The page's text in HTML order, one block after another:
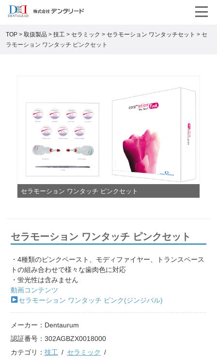
TOP> 取扱製品> 技工 > セラミック > セラモーション ワンタッチセット > セ
ラモーション ワンタッチ ピンクセット
セラモーション ワンタッチ ピンクセット
・4種類のピンクペースト、モディファイヤー、トランスペース
トの組み合わせで様々な歯肉色に対応
・蛍光性は含みません
動画コンテンツ
セラモーション ワンタッチ ピンク(ジンジバル)
メーカー： Dentaurum
認証番号： 302AGBZX0018000
カテゴリ： 技工
セラミック